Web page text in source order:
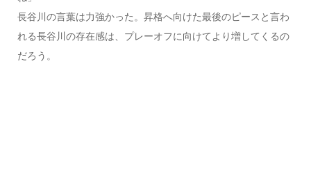
長谷川の言葉は力強かった。昇格へ向けた最後のピースと言わ
れる長谷川の存在感は、プレーオフに向けてより増してくるの
だろう。